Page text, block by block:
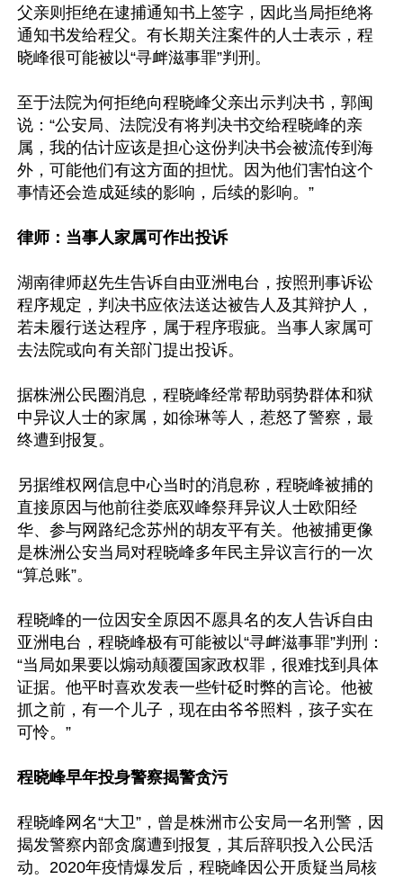
父亲则拒绝在逮捕通知书上签字，因此当局拒绝将
通知书发给程父。有长期关注案件的人士表示，程
晓峰很可能被以“寻衅滋事罪”判刑。
至于法院为何拒绝向程晓峰父亲出示判决书，郭闽
说：“公安局、法院没有将判决书交给程晓峰的亲
属，我的估计应该是担心这份判决书会被流传到海
外，可能他们有这方面的担忧。因为他们害怕这个
事情还会造成延续的影响，后续的影响。”
律师：当事人家属可作出投诉
湖南律师赵先生告诉自由亚洲电台，按照刑事诉讼
程序规定，判决书应依法送达被告人及其辩护人，
若未履行送达程序，属于程序瑕疵。当事人家属可
去法院或向有关部门提出投诉。
据株洲公民圈消息，程晓峰经常帮助弱势群体和狱
中异议人士的家属，如徐琳等人，惹怒了警察，最
终遭到报复。
另据维权网信息中心当时的消息称，程晓峰被捕的
直接原因与他前往娄底双峰祭拜异议人士欧阳经
华、参与网路纪念苏州的胡友平有关。他被捕更像
是株洲公安当局对程晓峰多年民主异议言行的一次
“算总账”。
程晓峰的一位因安全原因不愿具名的友人告诉自由
亚洲电台，程晓峰极有可能被以“寻衅滋事罪”判刑：
“当局如果要以煽动颠覆国家政权罪，很难找到具体
证据。他平时喜欢发表一些针砭时弊的言论。他被
抓之前，有一个儿子，现在由爷爷照料，孩子实在
可怜。”
程晓峰早年投身警察揭警贪污
程晓峰网名“大卫”，曾是株洲市公安局一名刑警，因
揭发警察内部贪腐遭到报复，其后辞职投入公民活
动。2020年疫情爆发后，程晓峰因公开质疑当局核